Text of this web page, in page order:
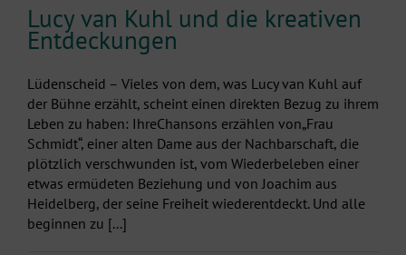
Lucy van Kuhl und die kreativen
Entdeckungen
Lüdenscheid – Vieles von dem, was Lucy van Kuhl auf
der Bühne erzählt, scheint einen direkten Bezug zu ihrem
Leben zu haben: IhreChansons erzählen von„Frau
Schmidt“, einer alten Dame aus der Nachbarschaft, die
plötzlich verschwunden ist, vom Wiederbeleben einer
etwas ermüdeten Beziehung und von Joachim aus
Heidelberg, der seine Freiheit wiederentdeckt. Und alle
beginnen zu [...]